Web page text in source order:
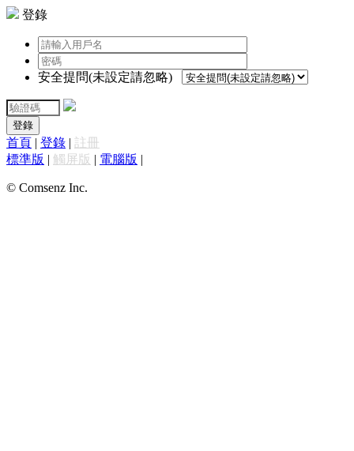
登錄
安全提問(未設定請忽略)
登錄
首頁 | 登錄 | 註冊
標準版 | 觸屏版 | 電腦版 |
© Comsenz Inc.